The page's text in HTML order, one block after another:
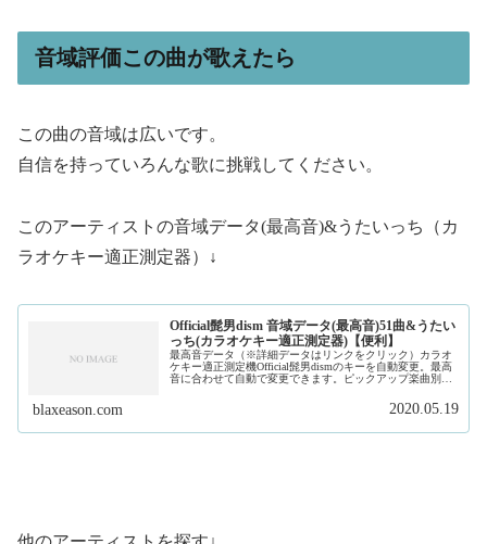
音域評価この曲が歌えたら
この曲の音域は広いです。
自信を持っていろんな歌に挑戦してください。
このアーティストの音域データ(最高音)&うたいっち（カ
ラオケキー適正測定器）↓
Official髭男dism 音域データ(最高音)51曲&うたい
っち(カラオケキー適正測定器)【便利】
最高音データ（※詳細データはリンクをクリック）カラオ
ケキー適正測定機Official髭男dismのキーを自動変更。最高
音に合わせて自動で変更できます。ピックアップ楽曲別音
blaxeason.com 2020.05.19